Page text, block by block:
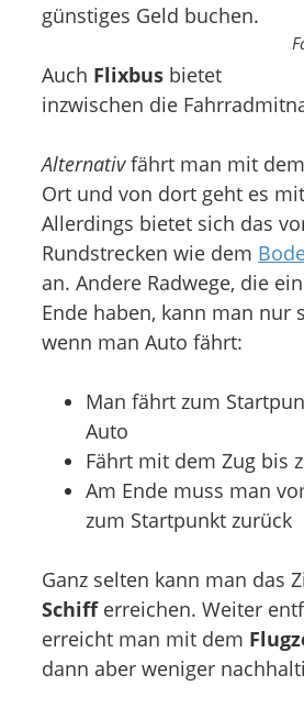
günstiges Geld buchen.
Auch Flixbus bietet
inzwischen die
Alternativfährt man mit
Ort und von dort geht es
Allerdings bietet sich das
Rundstrecken wie dem
an. Andere Radwege, die
Ende haben, kann man nur
wenn man Auto fährt:
Man fährt zum
Auto
Fährt mit dem Zug bis
Am Ende muss man
zum Startpunkt zurück
Ganz selten kann man das
Schiff erreichen. Weiter
erreicht man mit dem
dann aber weniger